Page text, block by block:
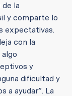
de la
y comparte lo
expectativas.
con la
y
dificultad y
a ayudar”. La